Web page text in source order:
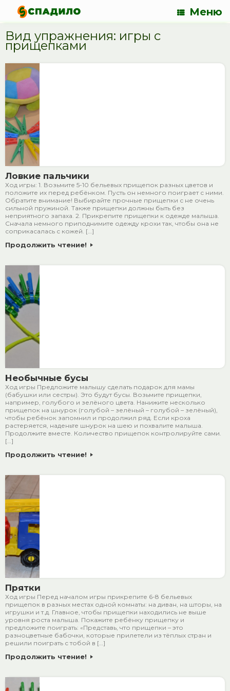
Меню
Вид упражнения: игры с
прищепками
Ловкие пальчики
Ход игры: 1. Возьмите 5-10 бельевых прищепок разных цветов и
положите их перед ребёнком. Пусть он немного поиграет с ними.
Обратите внимание! Выбирайте прочные прищепки с не очень
сильной пружиной. Также прищепки должны быть без
неприятного запаха. 2. Прикрепите прищепки к одежде малыша.
Сначала немного приподнимите одежду крохи так, чтобы она не
соприкасалась с кожей. […]
Продолжить чтение!
Необычные бусы
Ход игры Предложите малышу сделать подарок для мамы
(бабушки или сестры). Это будут бусы. Возьмите прищепки,
например, голубого и зелёного цвета. Нанижите несколько
прищепок на шнурок (голубой – зелёный – голубой – зелёный),
чтобы ребёнок запомнил и продолжил ряд. Если кроха
растеряется, наденьте шнурок на шею и похвалите малыша.
Продолжите вместе. Количество прищепок контролируйте сами.
[…]
Продолжить чтение!
Прятки
Ход игры Перед началом игры прикрепите 6-8 бельевых
прищепок в разных местах одной комнаты: на диван, на шторы, на
игрушки и т.д. Главное, чтобы прищепки находились не выше
уровня роста малыша. Покажите ребёнку прищепку и
предложите поиграть: «Представь, что прищепки – это
разноцветные бабочки, которые прилетели из тёплых стран и
решили поиграть с тобой в […]
Продолжить чтение!